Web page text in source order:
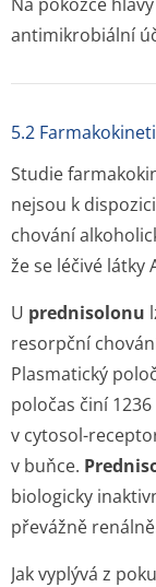
antimikrobiální
5.2
Studie
nejsou k
chování
že se léčivé látky
U prednisolonu
resorpční
Plasmatický
poločas činí
v cytosol-
v buňce.
biologicky
převážně
Jak vyplývá z